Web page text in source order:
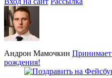
Андрон Мамочкин Принимает
рождения!